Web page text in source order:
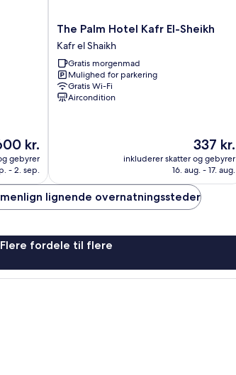
kr.
kr.
gebyrer
- 2. sep.
The
Palm
Hotel
Kafr
El-
Sheikh
Kafr
The Palm Hotel Kafr El-Sheikh
Kafr el Shaikh
Gratis morgenmad
Mulighed for parkering
Gratis Wi-Fi
Aircondition
Prisen
er
337 kr.
337 kr.
inkluderer skatter og gebyrer
16. aug. - 17. aug.
lignende overnatningssteder
fordele til flere